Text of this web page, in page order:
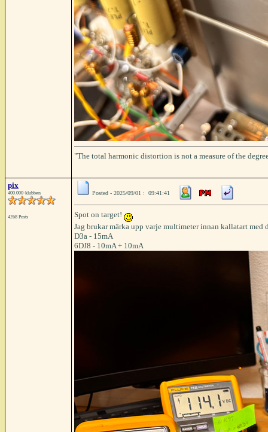
"The total harmonic distortion is not a measure of the
pix
400.000-klubben
4268 Posts
Posted - 2025/09/01 : 09:41:41
Spot on target!
Jag brukar märka upp varje multimeter innan kallatart med
D3a - 15mA
6DJ8 - 10mA + 10mA